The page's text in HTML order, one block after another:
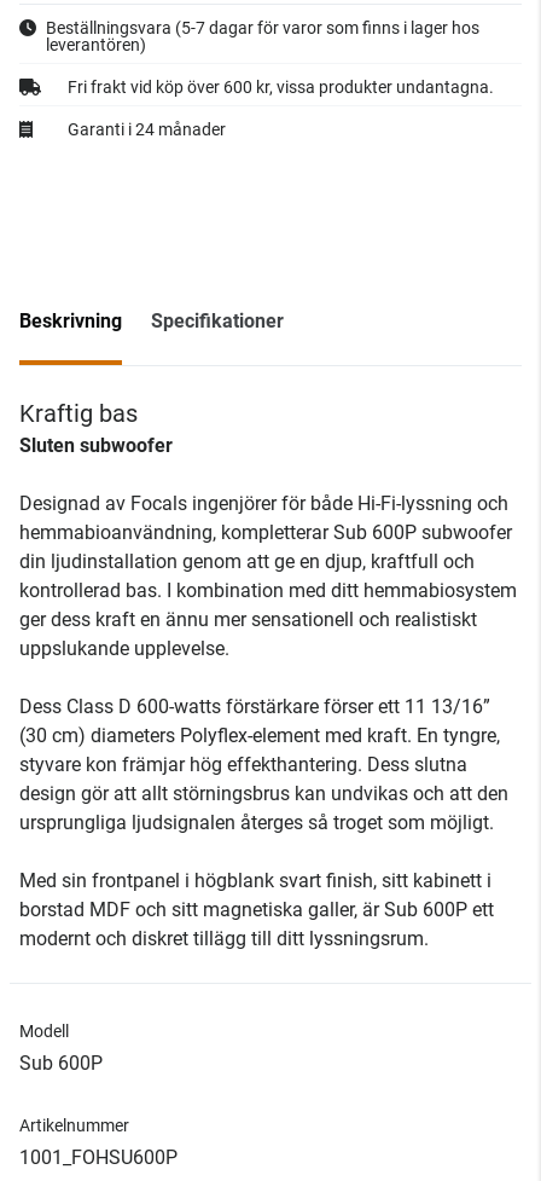
Beställningsvara (5-7 dagar för varor som finns i lager hos
leverantören)
Fri frakt vid köp över 600 kr, vissa produkter undantagna.
Garanti i 24 månader
Beskrivning Specifikationer
Kraftig bas
Sluten subwoofer
Designad av Focals ingenjörer för både Hi-Fi-lyssning och
hemmabioanvändning, kompletterar Sub 600P subwoofer
din ljudinstallation genom att ge en djup, kraftfull och
kontrollerad bas. I kombination med ditt hemmabiosystem
ger dess kraft en ännu mer sensationell och realistiskt
uppslukande upplevelse.
Dess Class D 600-watts förstärkare förser ett 11 13/16”
(30 cm) diameters Polyflex-element med kraft. En tyngre,
styvare kon främjar hög effekthantering. Dess slutna
design gör att allt störningsbrus kan undvikas och att den
ursprungliga ljudsignalen återges så troget som möjligt.
Med sin frontpanel i högblank svart finish, sitt kabinett i
borstad MDF och sitt magnetiska galler, är Sub 600P ett
modernt och diskret tillägg till ditt lyssningsrum.
Modell
Sub 600P
Artikelnummer
1001_FOHSU600P